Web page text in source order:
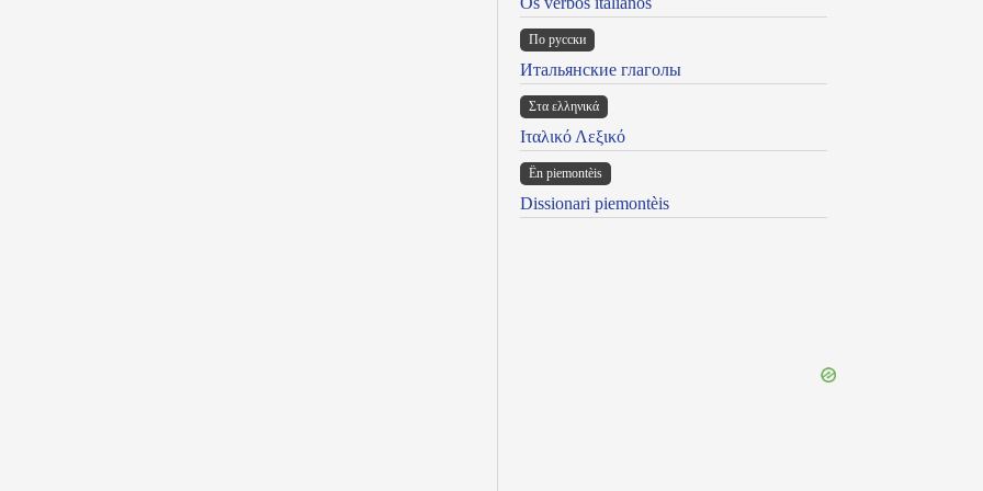
По русски
Итальянские глаголы
Στα ελληνικά
Ιταλικό Λεξικό
Ën piemontèis
Dissionari piemontèis